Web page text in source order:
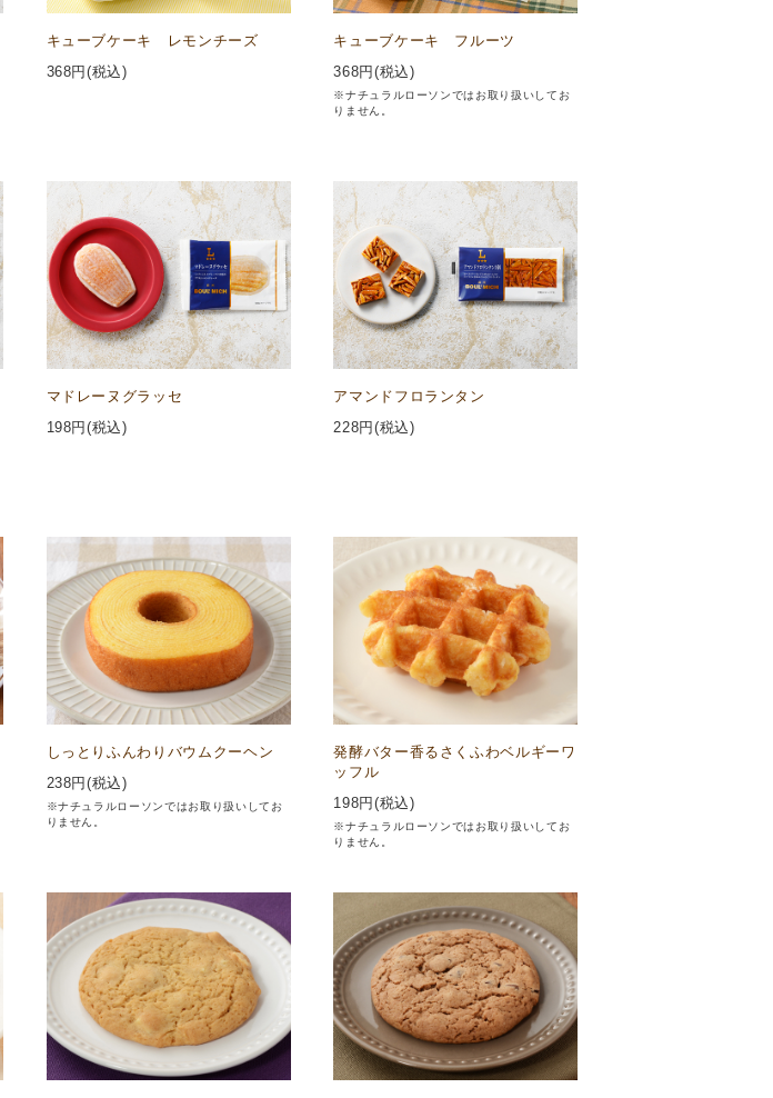
キューブケーキ レモンチーズ
368円(税込)
キューブケーキ フルーツ
368円(税込)
※ナチュラルローソンではお取り扱いしてお
りません。
マドレーヌグラッセ
198円(税込)
アマンドフロランタン
228円(税込)
しっとりふんわりバウムクーヘン
238円(税込)
※ナチュラルローソンではお取り扱いしてお
りません。
発酵バター香るさくふわベルギーワ
ッフル
198円(税込)
※ナチュラルローソンではお取り扱いしてお
りません。